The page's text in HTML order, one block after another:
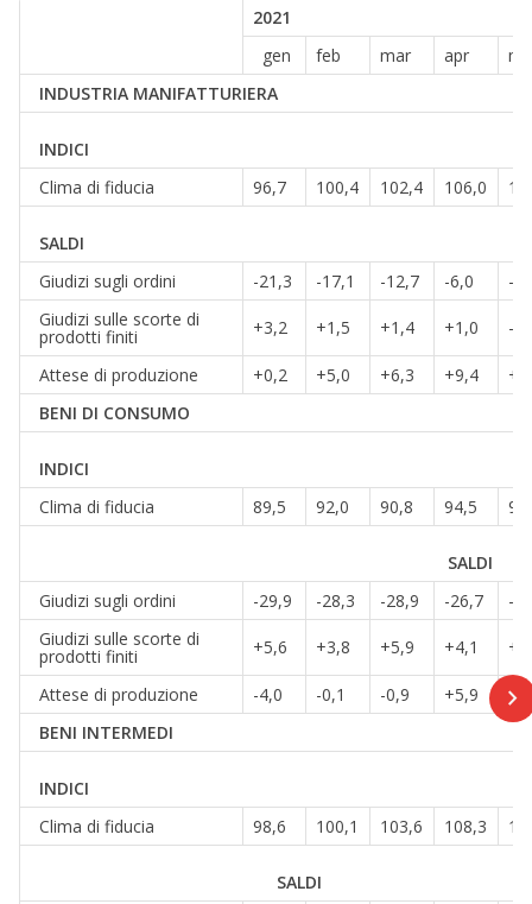
2021
gen
feb mar apr
INDUSTRIA MANIFATTURIERA
INDICI
Clima di fiducia
96,7 100,4 102,4 106,0
SALDI
Giudizi sugli ordini
-21,3 -17,1 -12,7 -6,0
-
Giudizi sulle scorte di
prodotti finiti +3,2 +1,5 +1,4 +1,0 -
Attese di produzione +0,2 +5,0 +6,3 +9,4
BENI DI CONSUMO
INDICI
Clima di fiducia
89,5 92,0 90,8 94,5
SALDI
Giudizi sugli ordini
-29,9 -28,3 -28,9 -26,7
-
Giudizi sulle scorte di
prodotti finiti +5,6 +3,8 +5,9 +4,1
Attese di produzione -4,0 -0,1 -0,9 +5,9
BENI INTERMEDI
INDICI
Clima di fiducia
98,6 100,1 103,6 108,3
SALDI